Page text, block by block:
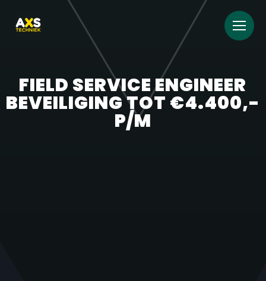
FIELD SERVICE ENGINEER
BEVEILIGING TOT €4.400,-
P/M